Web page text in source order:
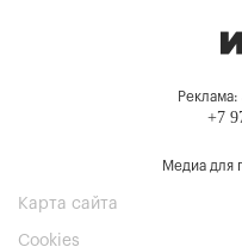
+7
Медиа для
Карта сайта
Cookies